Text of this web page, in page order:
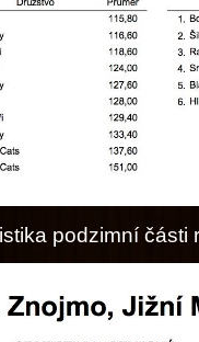
podzimní